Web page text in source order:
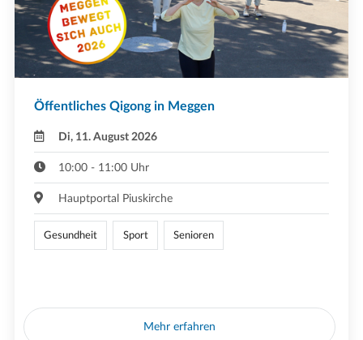
Öffentliches Qigong in Meggen
Di, 11. August 2026
10:00 - 11:00 Uhr
Hauptportal Piuskirche
Gesundheit Sport Senioren
Mehr erfahren